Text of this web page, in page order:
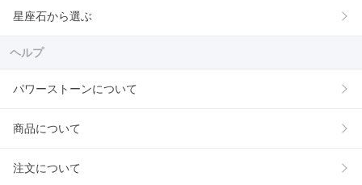
星座石から選ぶ
ヘルプ
パワーストーンについて
商品について
注文について